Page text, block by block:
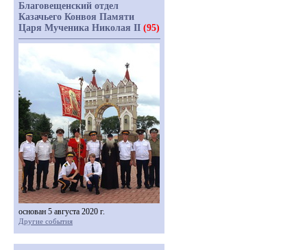
Благовещенский отдел
Казачьего Конвоя Памяти
Царя Мученика Николая II (95)
основан 5 августа 2020 г.
Другие события